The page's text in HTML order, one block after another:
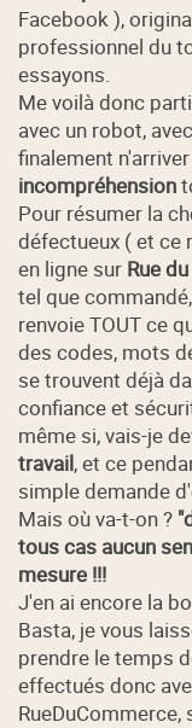
Facebook ),
professionnel du
essayons.
Me voilà donc
avec un robot,
finalement
incompréhension
Pour résumer la
défectueux ( et ce
en ligne sur Rue
tel que
renvoie TOUT ce
des codes, mots
se trouvent déjà
confiance et
même si, vais-je
travail, et ce
simple demande
Mais où va-t-on ?
tous cas aucun
mesure !!!
J'en ai encore la
Basta, je vous
prendre le temps
effectués donc
RueDuCommerce,